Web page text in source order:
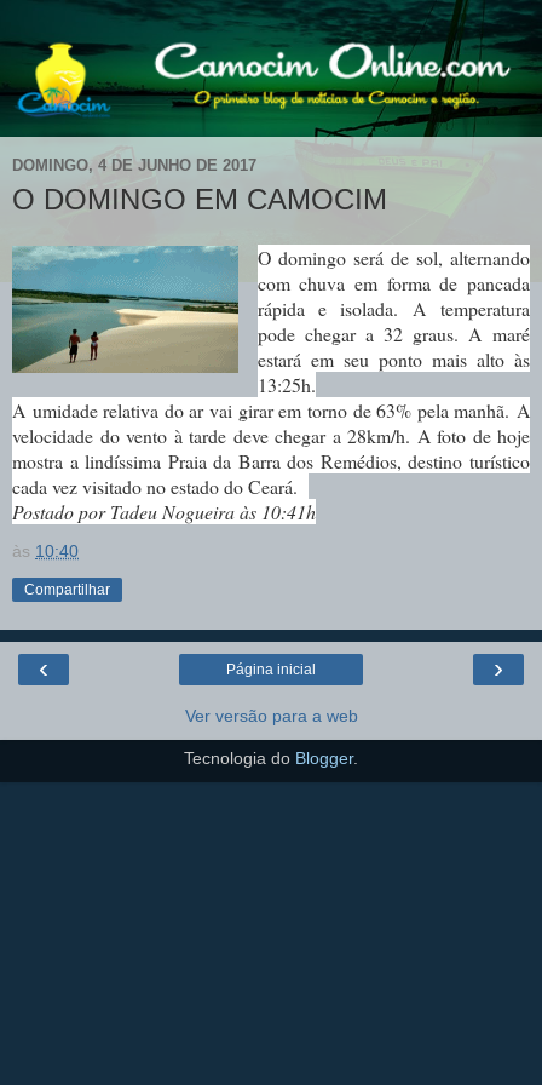
DOMINGO, 4 DE JUNHO DE 2017
O DOMINGO EM CAMOCIM
O domingo será de sol, alternando
com chuva em forma de pancada
rápida e isolada.
A temperatura
pode chegar a 32 graus. A maré
estará em seu ponto mais alto às
13:25h.
A umidade relativa do ar vai girar em torno de 63% pela manhã. A
velocidade do vento à tarde deve chegar a 28km/h. A foto de hoje
mostra a lindíssima Praia da Barra dos Remédios, destino turístico
cada vez visitado no estado do Ceará.
Postado por Tadeu Nogueira às 10:41h
às 10:40
Compartilhar
‹ ›
Página inicial
Ver versão para a web
Tecnologia do Blogger.